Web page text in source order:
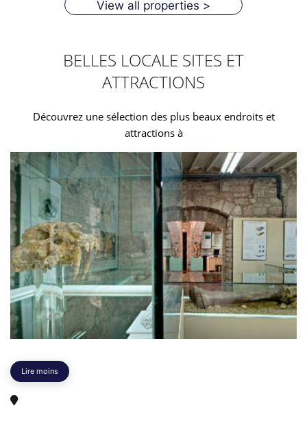
View all properties >
BELLES LOCALE SITES ET
ATTRACTIONS
Découvrez une sélection des plus beaux endroits et
attractions à
Lire moins